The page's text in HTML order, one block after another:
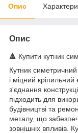
Опис
Опис
🔺 Купити кутник
Кутник
і міцний
з'єднання
підходить для
будівництві та
металу, що
зовнішніх впливів.